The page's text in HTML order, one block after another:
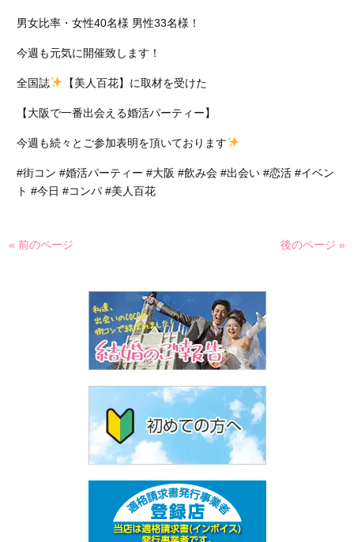
男女比率・女性40名様 男性33名様！
今週も元気に開催致します！
全国誌 【美人百花】に取材を受けた
【大阪で一番出会える婚活パーティー】
今週も続々とご参加表明を頂いております
#街コン #婚活パーティー #大阪 #飲み会 #出会い #恋活 #イベン
ト #今日 #コンパ #美人百花
« 前のページ 後のページ »